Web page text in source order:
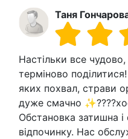
Таня
Настільки все
терміново
яких похвал, страви
дуже смачно
Обстановка затишна і
відпочинку. Нас